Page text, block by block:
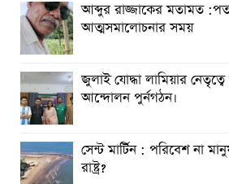
আব্দুর রাজ্জাকের মতামত
আত্মসমালোচনার সময়
জুলাই যোদ্ধা লামিয়ার নেতৃত্বে
আন্দোলন পুর্নগঠন।
সেন্ট মার্টিন : পরিবেশ না
রাষ্ট্র?